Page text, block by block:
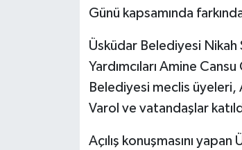
Günü kapsamında
Üsküdar Belediyesi Nikah
Yardımcıları Amine
Belediyesi meclis üyeleri,
Varol ve vatandaşlar
Açılış konuşmasını